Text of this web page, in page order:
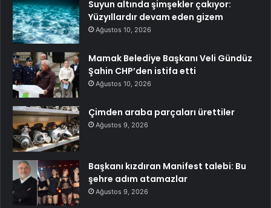
Suyun altında şimşekler çakıyor:
Yüzyıllardır devam eden gizem
Ağustos 10, 2026
Mamak Belediye Başkanı Veli Gündüz
Şahin CHP’den istifa etti
Ağustos 10, 2026
Çimden araba parçaları ürettiler
Ağustos 9, 2026
Başkanı kızdıran Manifest talebi: Bu
şehre adım atamazlar
Ağustos 9, 2026